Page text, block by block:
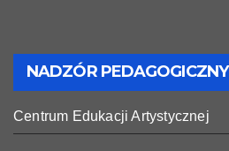
NADZÓR PEDAGOGICZNY
Centrum Edukacji Artystycznej